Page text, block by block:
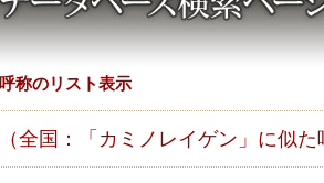
呼称のリスト表示
（全国：「カミノレイゲン」に似た